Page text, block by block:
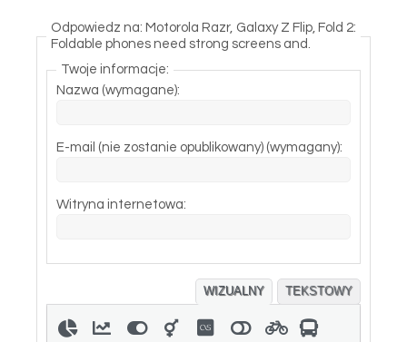
Odpowiedz na: Motorola Razr, Galaxy Z Flip, Fold 2:
Foldable phones need strong screens and.
Twoje informacje:
Nazwa (wymagane):
E-mail (nie zostanie opublikowany) (wymagany):
Witryna internetowa:
WIZUALNY TEKSTOWY